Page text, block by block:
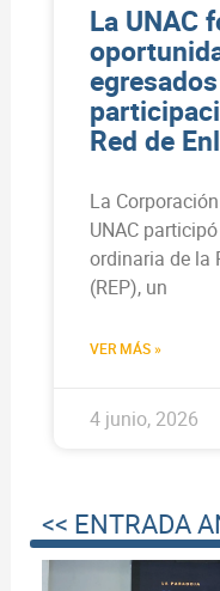
La UNAC
Red de
La
UNAC
ordinaria de la
(REP), un
VER MÁS »
4 junio, 2026